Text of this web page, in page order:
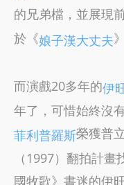
的兄弟檔，並展現
於《娘子漢大丈夫
而演戲20多年的伊
年了，可惜始終沒
菲利普羅斯榮獲普
（1997）翻拍計
國牧歌》書迷的伊